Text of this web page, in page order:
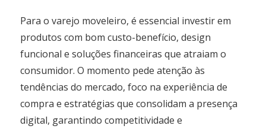
Para o varejo moveleiro, é essencial investir em
produtos com bom custo-benefício, design
funcional e soluções financeiras que atraiam o
consumidor. O momento pede atenção às
tendências do mercado, foco na experiência de
compra e estratégias que consolidam a presença
digital, garantindo competitividade e